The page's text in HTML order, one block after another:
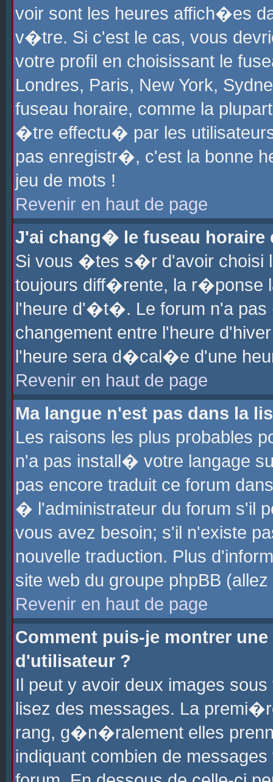
voir sont les heures affich�es
v�tre. Si c'est le cas, vous
votre profil en choisissant le
Londres, Paris, New York,
fuseau horaire, comme la
�tre effectu� par les
pas enregistr�, c'est la bonne
jeu de mots !
Revenir en haut de page
J'ai chang� le fuseau horaire
Si vous �tes s�r d'avoir choisi
toujours diff�rente, la r�ponse
l'heure d'�t�. Le forum n'a
changement entre l'heure
l'heure sera d�cal�e d'une
Revenir en haut de page
Ma langue n'est pas dans la
Les raisons les plus probables
n'a pas install� votre langage
pas encore traduit ce forum
� l'administrateur du forum s'il
vous avez besoin; s'il n'existe
nouvelle traduction. Plus
site web du groupe phpBB
Revenir en haut de page
Comment puis-je montrer
d'utilisateur ?
Il peut y avoir deux images
lisez des messages. La
rang, g�n�ralement elles
indiquant combien de